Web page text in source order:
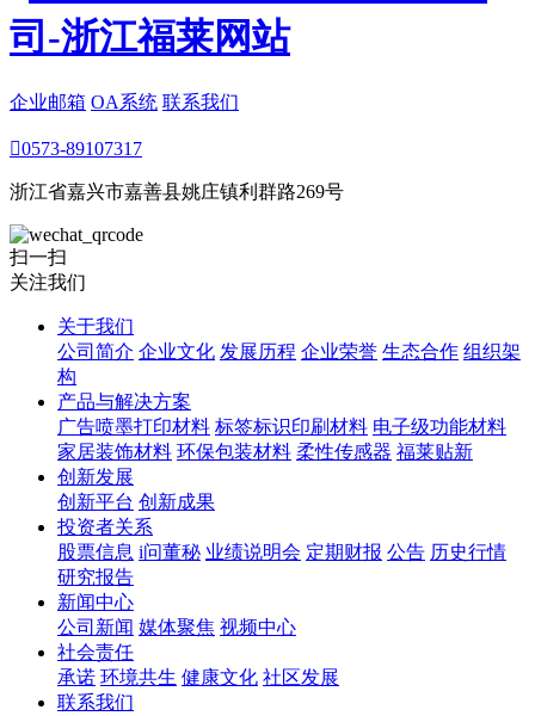
企业邮箱 OA系统 联系我们
0573-89107317
浙江省嘉兴市嘉善县姚庄镇利群路269号
扫一扫
关注我们
关于我们
公司简介 企业文化 发展历程 企业荣誉 生态合作 组织架
构
产品与解决方案
广告喷墨打印材料 标签标识印刷材料 电子级功能材料
家居装饰材料 环保包装材料 柔性传感器 福莱贴新
创新发展
创新平台 创新成果
投资者关系
股票信息 i问董秘 业绩说明会 定期财报 公告 历史行情
研究报告
新闻中心
公司新闻 媒体聚焦 视频中心
社会责任
承诺 环境共生 健康文化 社区发展
联系我们